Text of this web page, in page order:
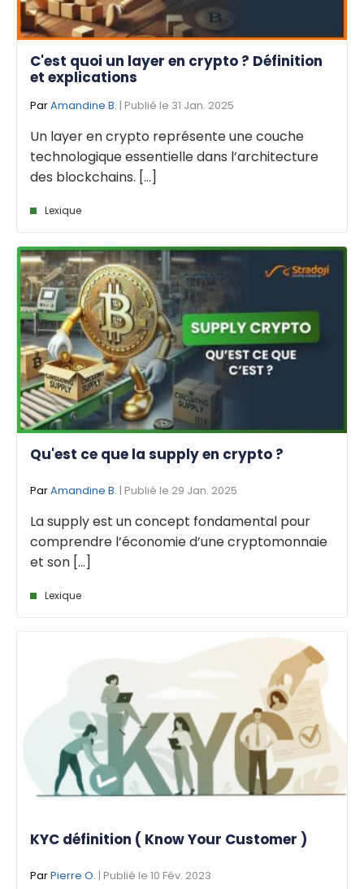
C'est quoi un layer en crypto ? Définition
et explications
ParAmandine B. | Publié le 31 Jan. 2025
Un layer en crypto représente une couche
technologique essentielle dans l’architecture
des blockchains. [...]
Lexique
Qu'est ce que la supply en crypto ?
ParAmandine B. | Publié le 29 Jan. 2025
La supply est un concept fondamental pour
comprendre l’économie d’une cryptomonnaie
et son [...]
Lexique
KYC définition ( Know Your Customer )
ParPierre O. | Publié le 10 Fév. 2023